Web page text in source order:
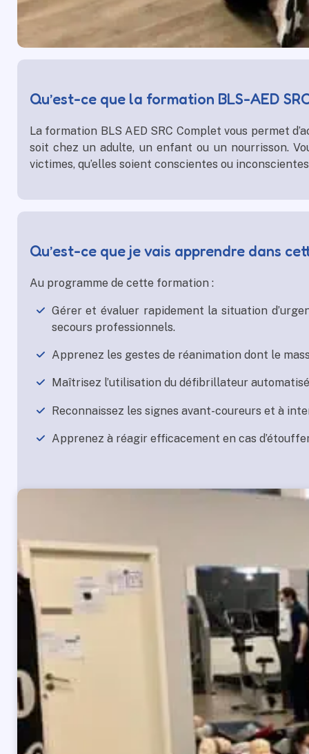
Qu’est-ce que la formation BLS-AED
La formation BLS AED SRC Complet vous permet
soit chez un adulte, un enfant ou un nourrisson.
victimes, qu’elles soient conscientes ou
Qu’est-ce que je vais apprendre dans
Au programme de cette formation :
Gérer et évaluer rapidement la situation
secours professionnels.
Apprenez les gestes de réanimation dont le
Maîtrisez l’utilisation du défibrillateur
Reconnaissez les signes avant-coureurs et à
Apprenez à réagir efficacement en cas